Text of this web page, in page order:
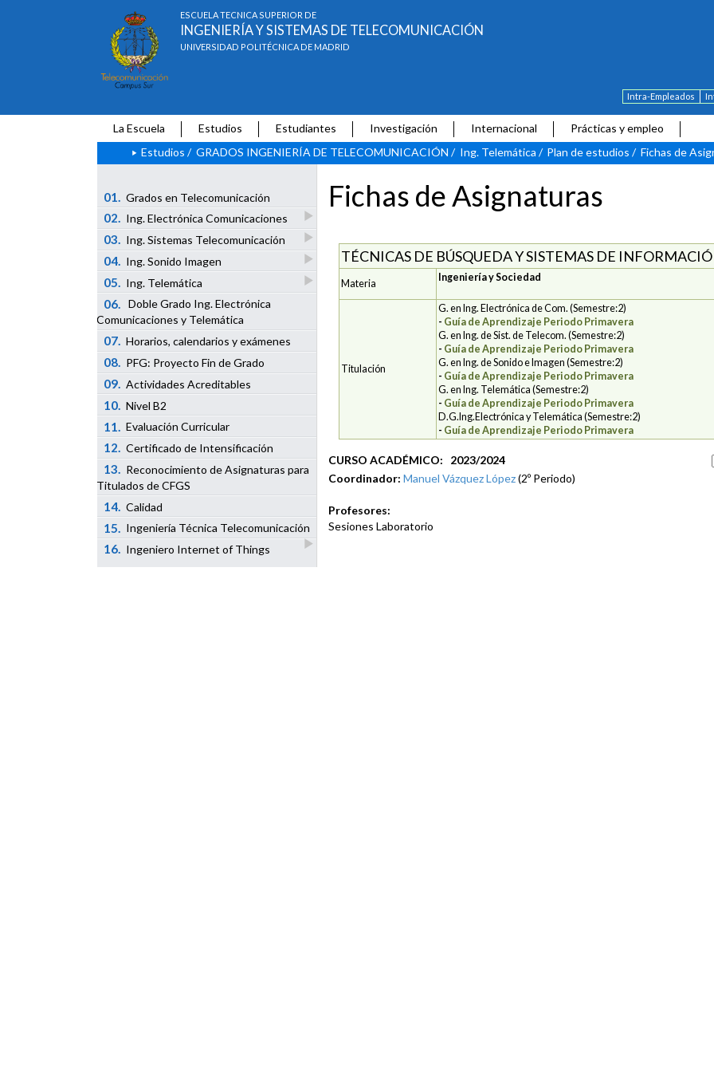
ESCUELA TÉCNICA SUPERIOR DE
INGENIERÍA Y SISTEMAS DE TELECOMUNICACIÓN
UNIVERSIDAD POLITÉCNICA DE MADRID
Intra-Empleados
La Escuela Estudios Estudiantes Investigación Internacional
Prácticas y empleo
Estudios / GRADOS INGENIERÍA DE TELECOMUNICACIÓN / Ing. Telemática / Plan de estudios / Fichas de
01. Grados en Telecomunicación
02. Ing. Electrónica Comunicaciones
03. Ing. Sistemas Telecomunicación
04. Ing. Sonido Imagen
05. Ing. Telemática
06.
Doble Grado Ing. Electrónica
Comunicaciones y Telemática
07. Horarios, calendarios y exámenes
08. PFG: Proyecto Fin de Grado
09. Actividades Acreditables
10. Nivel B2
11. Evaluación Curricular
12. Certificado de Intensificación
13. Reconocimiento de Asignaturas para
Titulados de CFGS
14. Calidad
15. Ingeniería Técnica Telecomunicación
16. Ingeniero Internet of Things
Fichas de Asignaturas
TÉCNICAS DE BÚSQUEDA Y SISTEMAS DE
Materia
Ingeniería y Sociedad
Titulación
G. en Ing. Electrónica de Com. (Semestre:2)
- Guía de Aprendizaje Periodo Primavera
G. en Ing. de Sist. de Telecom. (Semestre:2)
- Guía de Aprendizaje Periodo Primavera
G. en Ing. de Sonido e Imagen (Semestre:2)
- Guía de Aprendizaje Periodo Primavera
G. en Ing. Telemática (Semestre:2)
- Guía de Aprendizaje Periodo Primavera
D.G.Ing.Electrónica y Telemática (Semestre:2)
- Guía de Aprendizaje Periodo Primavera
CURSO ACADÉMICO: 2023/2024
Coordinador: Manuel Vázquez López(2º Periodo)
Profesores:
Sesiones Laboratorio